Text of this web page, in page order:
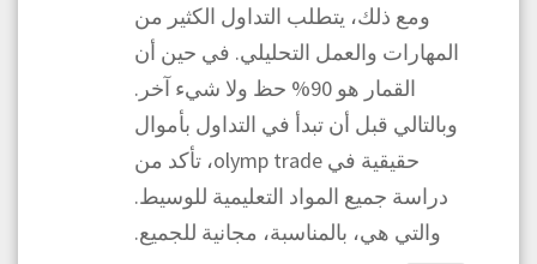
ومع ذلك، يتطلب التداول الكثير من
المهارات والعمل التحليلي. في حين أن
القمار هو 90% حظ ولا شيء آخر.
وبالتالي قبل أن تبدأ في التداول بأموال
حقيقية في olymp trade، تأكد من
دراسة جميع المواد التعليمية للوسيط.
والتي هي، بالمناسبة، مجانية للجميع.